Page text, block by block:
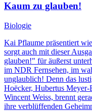
Kaum zu glauben!
Biologie
Kai Pflaume präsentiert
sorgt auch mit dieser
glauben!" für äußerst
im NDR Fernsehen, im
unglaublich! Denn das
Hoëcker, Hubertus
Wincent Weiss, brennt
ihre verblüffenden